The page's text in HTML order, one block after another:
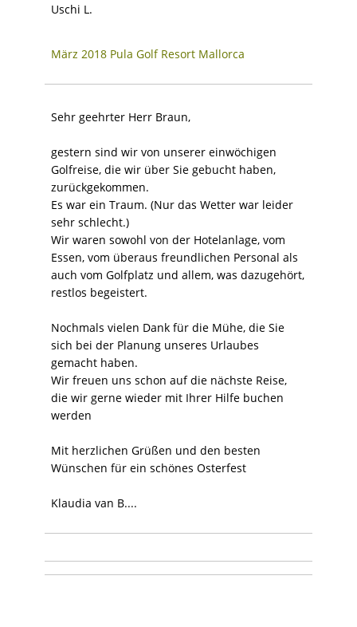
Uschi L.
März 2018 Pula Golf Resort Mallorca
Sehr geehrter Herr Braun,
gestern sind wir von unserer einwöchigen
Golfreise, die wir über Sie gebucht haben,
zurückgekommen.
Es war ein Traum. (Nur das Wetter war leider
sehr schlecht.)
Wir waren sowohl von der Hotelanlage, vom
Essen, vom überaus freundlichen Personal als
auch vom Golfplatz und allem, was dazugehört,
restlos begeistert.
Nochmals vielen Dank für die Mühe, die Sie
sich bei der Planung unseres Urlaubes
gemacht haben.
Wir freuen uns schon auf die nächste Reise,
die wir gerne wieder mit Ihrer Hilfe buchen
werden
Mit herzlichen Grüßen und den besten
Wünschen für ein schönes Osterfest
Klaudia van B....